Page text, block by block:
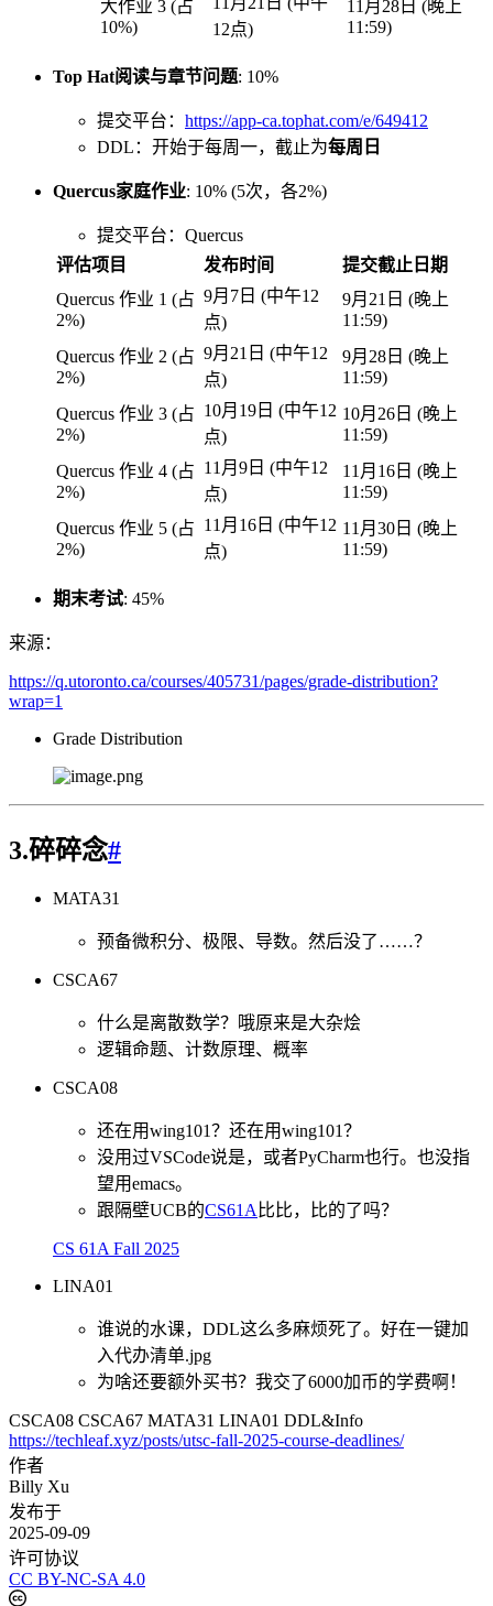
大作业 3 (占
10%)
12点)
11月28日 (晚上
11:59)
Top Hat阅读与章节问题: 10%
提交平台： https://app-ca.tophat.com/e/649412
DDL：开始于每周一，截止为每周日
Quercus家庭作业: 10% (5次，各2%)
提交平台：Quercus
评估项目
发布时间
提交截止日期
Quercus 作业 1 (占
2%)
9月7日 (中午12
点)
9月21日 (晚上
11:59)
Quercus 作业 2 (占
2%)
9月21日 (中午12
点)
9月28日 (晚上
11:59)
Quercus 作业 3 (占
2%)
10月19日 (中午12
点)
10月26日 (晚上
11:59)
Quercus 作业 4 (占
2%)
11月9日 (中午12
点)
11月16日 (晚上
11:59)
Quercus 作业 5 (占
2%)
11月16日 (中午12
点)
11月30日 (晚上
11:59)
期末考试: 45%
来源：
https://q.utoronto.ca/courses/405731/pages/grade-distribution?
wrap=1
Grade Distribution
3.碎碎念#
MATA31
预备微积分、极限、导数。然后没了……？
CSCA67
什么是离散数学？哦原来是大杂烩
逻辑命题、计数原理、概率
CSCA08
还在用wing101？还在用wing101？
没用过VSCode说是，或者PyCharm也行。也没指
望用emacs。
跟隔壁UCB的CS61A 比比，比的了吗？
CS 61A Fall 2025
LINA01
谁说的水课，DDL这么多麻烦死了。好在一键加
入代办清单.jpg
为啥还要额外买书？我交了6000加币的学费啊！
CSCA08 CSCA67 MATA31 LINA01 DDL&Info
https://techleaf.xyz/posts/utsc-fall-2025-course-deadlines/
作者
Billy Xu
发布于
2025-09-09
许可协议
CC BY-NC-SA 4.0